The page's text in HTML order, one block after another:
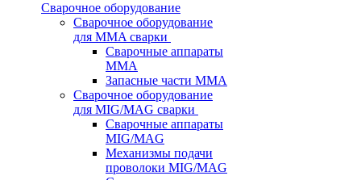
Сварочное оборудование
Сварочное оборудование
для MMA сварки
Сварочные аппараты
MMA
Запасные части MMA
Сварочное оборудование
для MIG/MAG сварки
Сварочные аппараты
MIG/MAG
Механизмы подачи
проволоки MIG/MAG